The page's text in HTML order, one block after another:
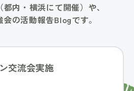
内・横浜にて開催）や、
の活動報告Blogです。
交流会実施